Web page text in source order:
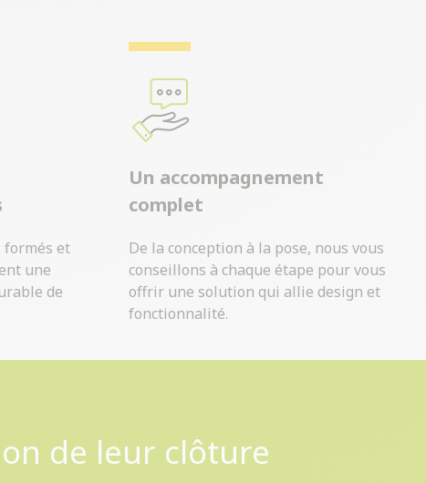
formés et
une
de
Un accompagnement
complet
De la conception à la pose, nous vous
conseillons à chaque étape pour vous
offrir une solution qui allie design et
fonctionnalité.
de leur clôture